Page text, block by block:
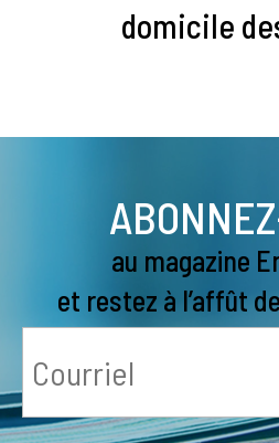
domicile
au magazine
et restez à l’affût